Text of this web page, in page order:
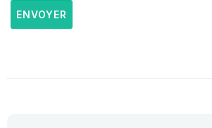
ENVOYER